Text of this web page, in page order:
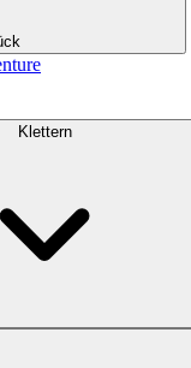
Klettern